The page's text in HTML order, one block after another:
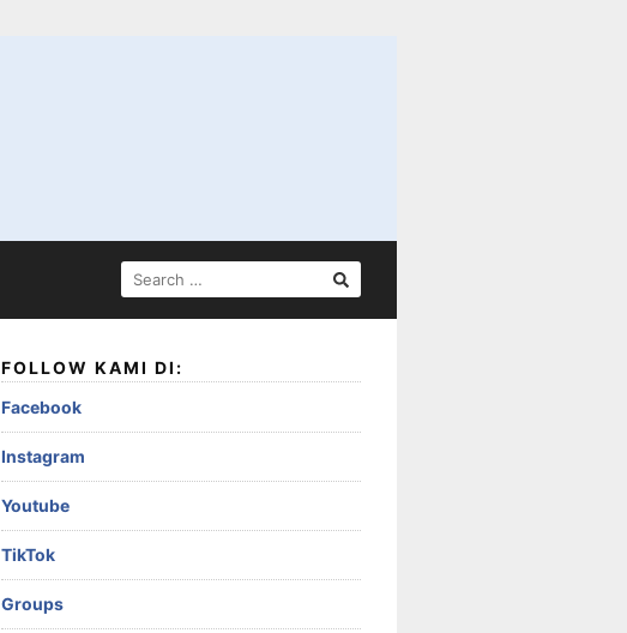
SEARCH
FOR:
FOLLOW KAMI DI:
Facebook
Instagram
Youtube
TikTok
Groups